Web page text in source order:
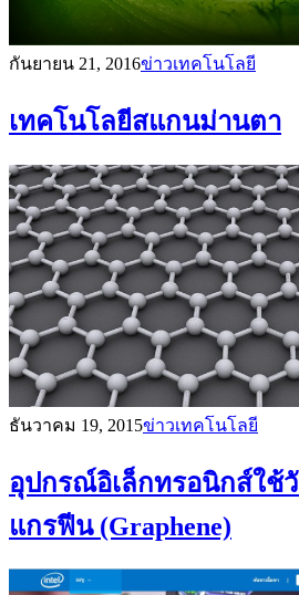
กันยายน 21, 2016ข่าวเทคโนโลยี
เทคโนโลยีสแกนม่านตา
ธันวาคม 19, 2015ข่าวเทคโนโลยี
อุปกรณ์อิเล็กทรอนิกส์ใช้
แกรฟีน (Graphene)